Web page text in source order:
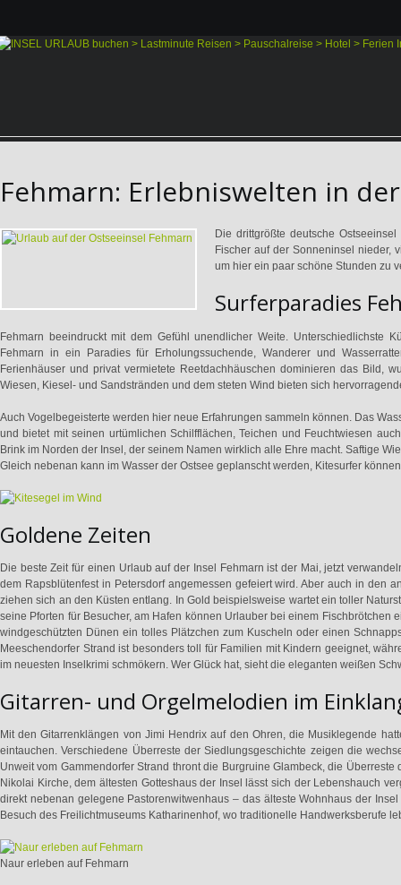
Fehmarn: Erlebniswelten in
Die drittgrößte deutsche
Fischer auf der Sonneninsel nieder,
um hier ein paar schöne Stunden zu
Surferparadies
Fehmarn beeindruckt mit dem Gefühl unendlicher Weite. Unterschiedlichste
Fehmarn in ein Paradies für Erholungssuchende, Wanderer und
Ferienhäuser und privat vermietete Reetdachhäuschen dominieren das Bild,
Wiesen, Kiesel- und Sandstränden und dem steten Wind bieten sich
Auch Vogelbegeisterte werden hier neue Erfahrungen sammeln können. Das
und bietet mit seinen urtümlichen Schilfflächen, Teichen und Feuchtwiesen
Brink im Norden der Insel, der seinem Namen wirklich alle Ehre macht. Saftige
Gleich nebenan kann im Wasser der Ostsee geplanscht werden, Kitesurfer
Goldene Zeiten
Die beste Zeit für einen Urlaub auf der Insel Fehmarn ist der Mai, jetzt
dem Rapsblütenfest in Petersdorf angemessen gefeiert wird. Aber auch in den
ziehen sich an den Küsten entlang. In Gold beispielsweise wartet ein toller
seine Pforten für Besucher, am Hafen können Urlauber bei einem
windgeschützten Dünen ein tolles Plätzchen zum Kuscheln oder einen
Meeschendorfer Strand ist besonders toll für Familien mit Kindern geeignet,
im neuesten Inselkrimi schmökern. Wer Glück hat, sieht die eleganten weißen
Gitarren- und Orgelmelodien im
Mit den Gitarrenklängen von Jimi Hendrix auf den Ohren, die Musiklegende
eintauchen. Verschiedene Überreste der Siedlungsgeschichte zeigen die
Unweit vom Gammendorfer Strand thront die Burgruine Glambeck, die
Nikolai Kirche, dem ältesten Gotteshaus der Insel lässt sich der Lebenshauch
direkt nebenan gelegene Pastorenwitwenhaus – das älteste Wohnhaus der
Besuch des Freilichtmuseums Katharinenhof, wo traditionelle Handwerksberufe
Naur erleben auf Fehmarn